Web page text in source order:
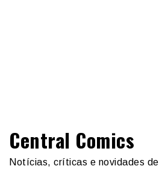
Central Comics
Notícias, críticas e novidades